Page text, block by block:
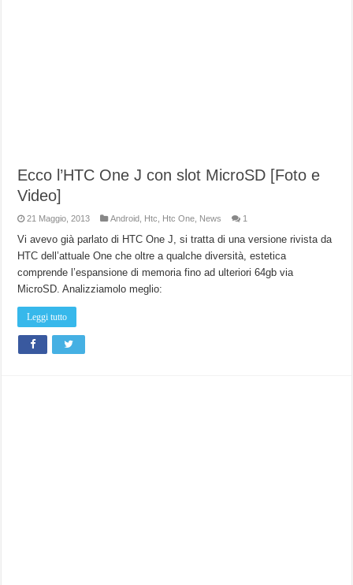
Ecco l’HTC One J con slot MicroSD [Foto e
Video]
21 Maggio, 2013 Android Htc Htc One News 1
Vi avevo già parlato di HTC One J, si tratta di una versione rivista da
HTC dell’attuale One che oltre a qualche diversità, estetica
comprende l’espansione di memoria fino ad ulteriori 64gb via
MicroSD. Analizziamolo meglio:
Leggi tutto